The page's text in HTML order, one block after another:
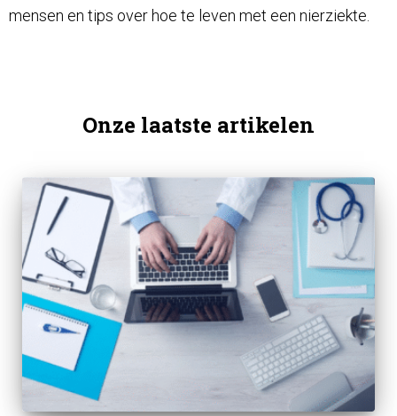
E
mensen en tips over hoe te leven met een nierziekte.
Onze laatste artikelen